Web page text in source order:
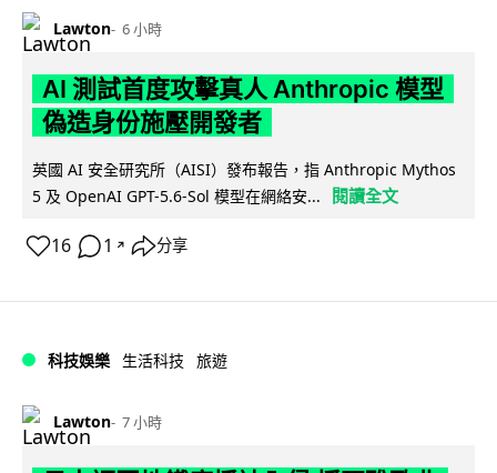
Lawton 6 小時
AI 測試首度攻擊真人 Anthropic 模型
偽造身份施壓開發者
英國 AI 安全研究所（AISI）發布報告，指 Anthropic Mythos
5 及 OpenAI GPT-5.6-Sol 模型在網絡安...
閱讀全文
16 1 ↗ 分享
科技娛樂 生活科技 旅遊
Lawton 7 小時